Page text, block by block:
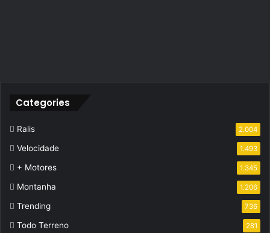
Categories
Ralis 2.004
Velocidade 1.493
+ Motores 1.345
Montanha 1.206
Trending 736
Todo Terreno 281